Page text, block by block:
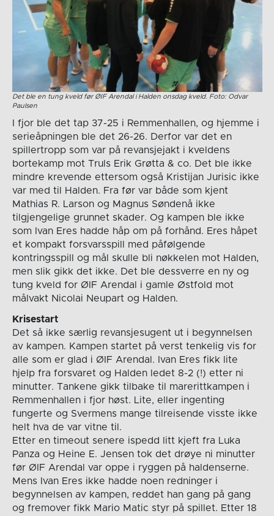
Det ble en tung kveld før ØIF Arendal i Halden onsdag kveld. Foto: Odvar
Paulsen
I fjor ble det tap 37-25 i Remmenhallen, og hjemme i
serieåpningen ble det 26-26. Derfor var det en
spillertropp som var på revansjejakt i kveldens
bortekamp mot Truls Erik Grøtta & co. Det ble ikke
mindre krevende ettersom også Kristijan Jurisic ikke
var med til Halden. Fra før var både som kjent
Mathias R. Larson og Magnus Søndenå ikke
tilgjengelige grunnet skader. Og kampen ble ikke
som Ivan Eres hadde håp om på forhånd. Eres håpet
et kompakt forsvarsspill med påfølgende
kontringsspill og mål skulle bli nøkkelen mot Halden,
men slik gikk det ikke. Det ble dessverre en ny og
tung kveld for ØIF Arendal i gamle Østfold mot
målvakt Nicolai Neupart og Halden.
Krisestart
Det så ikke særlig revansjesugent ut i begynnelsen
av kampen. Kampen startet på verst tenkelig vis for
alle som er glad i ØIF Arendal. Ivan Eres fikk lite
hjelp fra forsvaret og Halden ledet 8-2 (!) etter ni
minutter. Tankene gikk tilbake til marerittkampen i
Remmenhallen i fjor høst. Lite, eller ingenting
fungerte og Svermens mange tilreisende visste ikke
helt hva de var vitne til.
Etter en timeout senere ispedd litt kjeft fra Luka
Panza og Heine E. Jensen tok det drøye ni minutter
før ØIF Arendal var oppe i ryggen på haldenserne.
Mens Ivan Eres ikke hadde noen redninger i
begynnelsen av kampen, reddet han gang på gang
og fremover fikk Mario Matic styr på spillet. Etter 18